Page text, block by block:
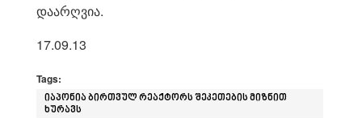
დაარღვია.
17.09.13
Tags:
იაპონია ბირთვულ რეაქტორს შეკეთების მიზნით
ხურავს